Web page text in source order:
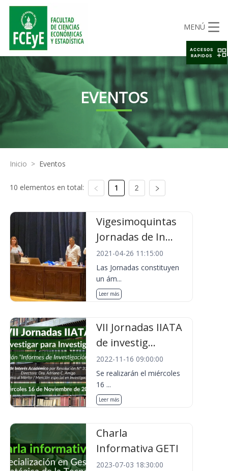
MENÚ
EVENTOS
Inicio > Eventos
10 elementos en total: 1 2
Vigesimoquintas
Jornadas de In...
2021-04-26 11:15:00
Las Jornadas constituyen
un ám...
Leer más
VII Jornadas IIATA
de investig...
2022-11-16 09:00:00
Se realizarán el miércoles
16 ...
Leer más
Charla
Informativa GETI
2023-07-03 18:30:00
ACCESOS
RAPIDOS